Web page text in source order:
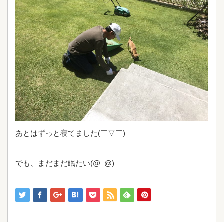
あとはずっと寝てました(￣▽￣)
でも、まだまだ眠たい(@_@)